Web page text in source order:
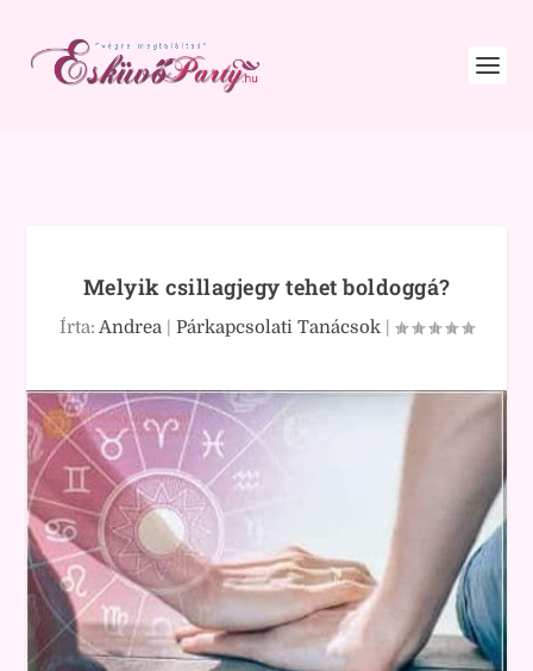
Melyik csillagjegy tehet boldoggá?
Írta: Andrea | Párkapcsolati Tanácsok |